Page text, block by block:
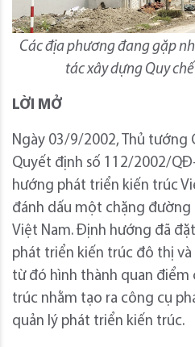
Các địa phương đang gặp
tác xây dựng Quy
LỜI MỞ
Ngày 03/9/2002, Thủ tướng
Quyết định số 112/2002/
hướng phát triển kiến trúc
đánh dấu một chặng đường
Việt Nam. Định hướng đã
phát triển kiến trúc đô thị
từ đó hình thành quan điểm
trúc nhằm tạo ra công cụ
quản lý phát triển kiến trúc.